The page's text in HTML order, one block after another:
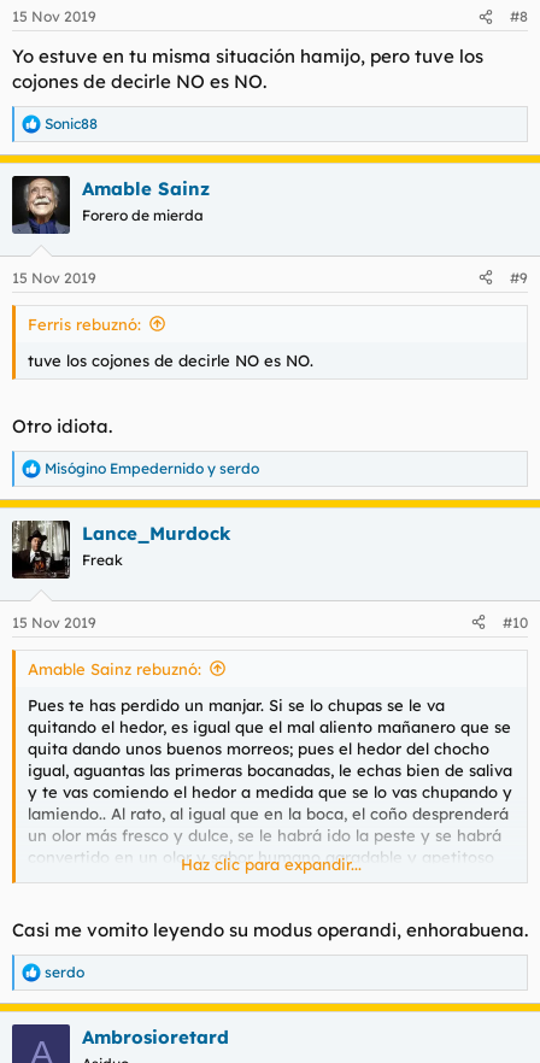
e
:
15 Nov 2019 #8
Yo estuve en tu misma situación hamijo, pero tuve los
cojones de decirle NO es NO.
R
e
a
c
c
i
e
s
Sonic88
Amable Sainz
Forero de mierda
15 Nov 2019 #9
Ferris rebuznó:
tuve los cojones de decirle NO es NO.
Otro idiota.
R
e
a
c
c
i
e
s
Misógino Empedernido y serdo
Lance_Murdock
Freak
15 Nov 2019 #10
Amable Sainz rebuznó:
Pues te has perdido un manjar. Si se lo chupas se le va
quitando el hedor, es igual que el mal aliento mañanero que se
quita dando unos buenos morreos; pues el hedor del chocho
igual, aguantas las primeras bocanadas, le echas bien de saliva
y te vas comiendo el hedor a medida que se lo vas chupando y
lamiendo.. Al rato, al igual que en la boca, el coño desprenderá
un olor más fresco y dulce, se le habrá ido la peste y se habrá
convertido en un olor y sabor humano agradable y apetitoso
de comer. Recuerda que hay que ensalivarlo bien. Y si son
cerrar la boca...
Haz clic para expandir...
Casi me vomito leyendo su modus operandi, enhorabuena.
R
e
a
serdo
A Ambrosioretard